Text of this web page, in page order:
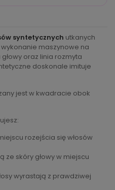
syntetycznych utkanych
maszynowe na
oraz linia rozmyta
doskonale imituje
jest w kwadracie obok
rozejścia się włosów
ze skóry głowy w miejscu
wyrastają z prawdziwej